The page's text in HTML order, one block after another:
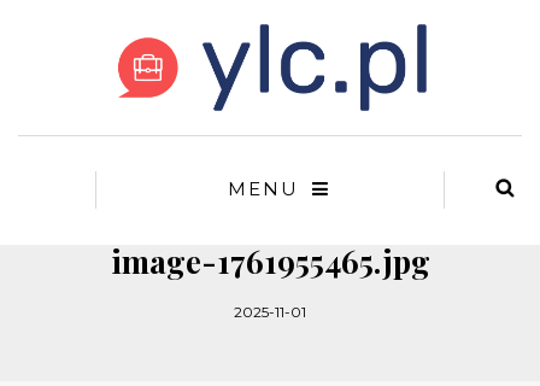
MENU
image-1761955465.jpg
2025-11-01